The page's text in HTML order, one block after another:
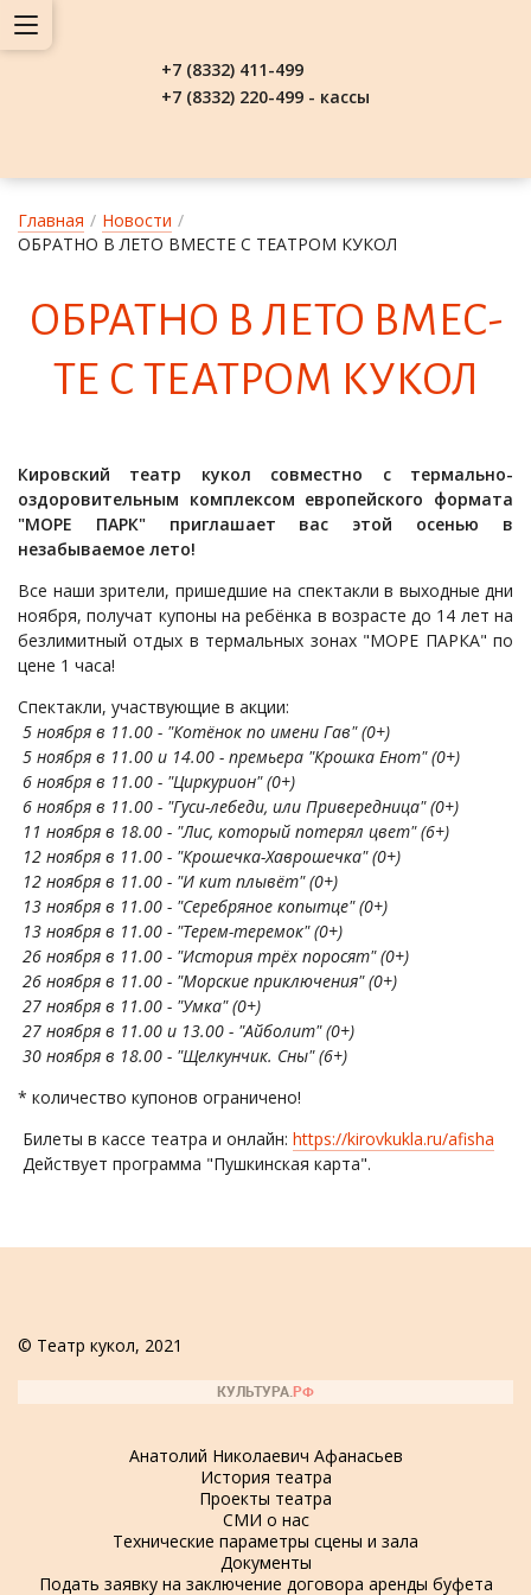
+7 (8332) 411-499
+7 (8332) 220-499 - кассы
Главная / Новости /
ОБРАТНО В ЛЕТО ВМЕСТЕ С ТЕАТРОМ КУКОЛ
ОБ­РАТНО В ЛЕ­ТО ВМЕС­
ТЕ С ТЕ­АТ­РОМ КУ­КОЛ
Кировский театр кукол совместно с термально-
оздоровительным комплексом европейского формата
"МОРЕ ПАРК" приглашает вас этой осенью в
незабываемое лето!
Все наши зрители, пришедшие на спектакли в выходные дни
ноября, получат купоны на ребёнка в возрасте до 14 лет на
безлимитный отдых в термальных зонах "МОРЕ ПАРКА" по
цене 1 часа!
Спектакли, участвующие в акции:
5 ноября в 11.00 - "Котёнок по имени Гав" (0+)
5 ноября в 11.00 и 14.00 - премьера "Крошка Енот" (0+)
6 ноября в 11.00 - "Циркурион" (0+)
6 ноября в 11.00 - "Гуси-лебеди, или Привередница" (0+)
11 ноября в 18.00 - "Лис, который потерял цвет" (6+)
12 ноября в 11.00 - "Крошечка-Хаврошечка" (0+)
12 ноября в 11.00 - "И кит плывёт" (0+)
13 ноября в 11.00 - "Серебряное копытце" (0+)
13 ноября в 11.00 - "Терем-теремок" (0+)
26 ноября в 11.00 - "История трёх поросят" (0+)
26 ноября в 11.00 - "Морские приключения" (0+)
27 ноября в 11.00 - "Умка" (0+)
27 ноября в 11.00 и 13.00 - "Айболит" (0+)
30 ноября в 18.00 - "Щелкунчик. Сны" (6+)
* количество купонов ограничено!
Билеты в кассе театра и онлайн: https://kirovkukla.ru/afisha
Действует программа "Пушкинская карта".
© Театр кукол, 2021
Анатолий Николаевич Афанасьев
История театра
Проекты театра
СМИ о нас
Технические параметры сцены и зала
Документы
Подать заявку на заключение договора аренды буфета